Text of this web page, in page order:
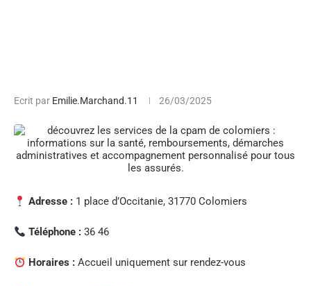
Ecrit par Emilie.Marchand.11 26/03/2025
Adresse : 1 place d’Occitanie, 31770 Colomiers
Téléphone : 36 46
Horaires : Accueil uniquement sur rendez-vous